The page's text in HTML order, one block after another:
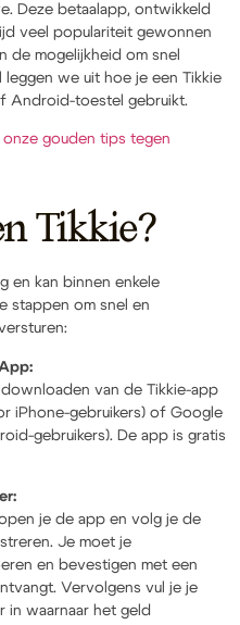
Deze betaalapp, ontwikkeld
veel populariteit gewonnen
de mogelijkheid om snel
we uit hoe je een Tikkie
Android-toestel gebruikt.
onze gouden tips tegen
Tikkie?
en kan binnen enkele
stappen om snel en
van de Tikkie-app
iPhone-gebruikers) of Google
gebruikers). De app is gratis
je de app en volg je de
Je moet je
en bevestigen met een
Vervolgens vul je je
in waarnaar het geld